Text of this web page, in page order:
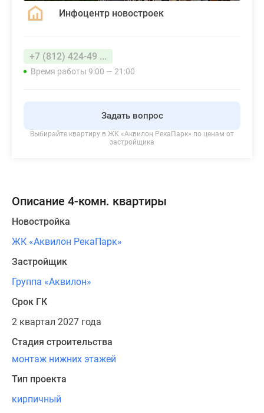
Инфоцентр новостроек
+7 (812) 424-49 ...
Время работы 9:00 — 21:00
Задать вопрос
Выбирайте квартиру в ЖК «Аквилон РекаПарк» по ценам от
застройщика
Описание 4-комн. квартиры
Новостройка
ЖК «Аквилон РекаПарк»
Застройщик
Группа «Аквилон»
Срок ГК
2 квартал 2027 года
Стадия строительства
монтаж нижних этажей
Тип проекта
кирпичный